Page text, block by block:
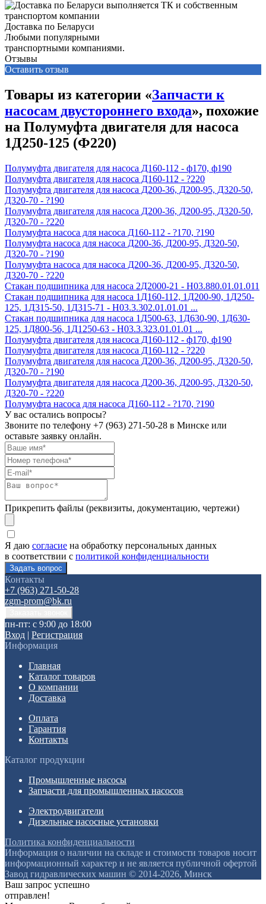
Доставка по Беларуси
Любыми популярными
транспортными компаниями.
Отзывы
Оставить отзыв
Товары из категории «Запчасти к
насосам двустороннего входа», похожие
на Полумуфта двигателя для насоса
1Д250-125 (Ф220)
Полумуфта двигателя для насоса Д160-112 - ф170, ф190
Полумуфта двигателя для насоса Д160-112 - ?220
Полумуфта двигателя для насоса Д200-36, Д200-95, Д320-50,
Д320-70 - ?190
Полумуфта двигателя для насоса Д200-36, Д200-95, Д320-50,
Д320-70 - ?220
Полумуфта насоса для насоса Д160-112 - ?170, ?190
Полумуфта насоса для насоса Д200-36, Д200-95, Д320-50,
Д320-70 - ?190
Полумуфта насоса для насоса Д200-36, Д200-95, Д320-50,
Д320-70 - ?220
Стакан подшипника для насоса 2Д2000-21 - Н03.880.01.01.011
Стакан подшипника для насоса 1Д160-112, 1Д200-90, 1Д250-
125, 1Д315-50, 1Д315-71 - Н03.3.302.01.01.01 ...
Стакан подшипника для насоса 1Д500-63, 1Д630-90, 1Д630-
125, 1Д800-56, 1Д1250-63 - Н03.3.323.01.01.01 ...
Полумуфта двигателя для насоса Д160-112 - ф170, ф190
Полумуфта двигателя для насоса Д160-112 - ?220
Полумуфта двигателя для насоса Д200-36, Д200-95, Д320-50,
Д320-70 - ?190
Полумуфта двигателя для насоса Д200-36, Д200-95, Д320-50,
Д320-70 - ?220
Полумуфта насоса для насоса Д160-112 - ?170, ?190
У вас остались вопросы?
Звоните по телефону +7 (963) 271-50-28 в Минске или
оставьте заявку онлайн.
Прикрепить файлы (реквизиты, документацию, чертежи)
Я даю согласие на обработку персональных данных
в соответствии с политикой конфиденциальности
Контакты
+7 (963) 271-50-28
zgm-prom@bk.ru
пн-пт: с 9:00 до 18:00
Вход | Регистрация
Информация
Главная
Каталог товаров
О компании
Доставка
Оплата
Гарантия
Контакты
Каталог продукции
Промышленные насосы
Запчасти для промышленных насосов
Электродвигатели
Дизельные насосные установки
Политика конфиденциальности
Информация о наличии на складе и стоимости товаров носит
информационный характер и не является публичной офертой
Завод гидравлических машин © 2014-2026, Минск
Ваш запрос успешно
отправлен!